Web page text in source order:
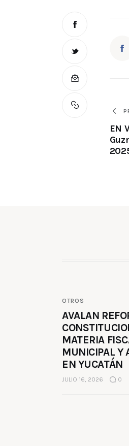
EN
OTROS
AVALAN
MATERIA
MUNICIPAL Y
EN YUCATÁN
JULIO 16, 2026 0